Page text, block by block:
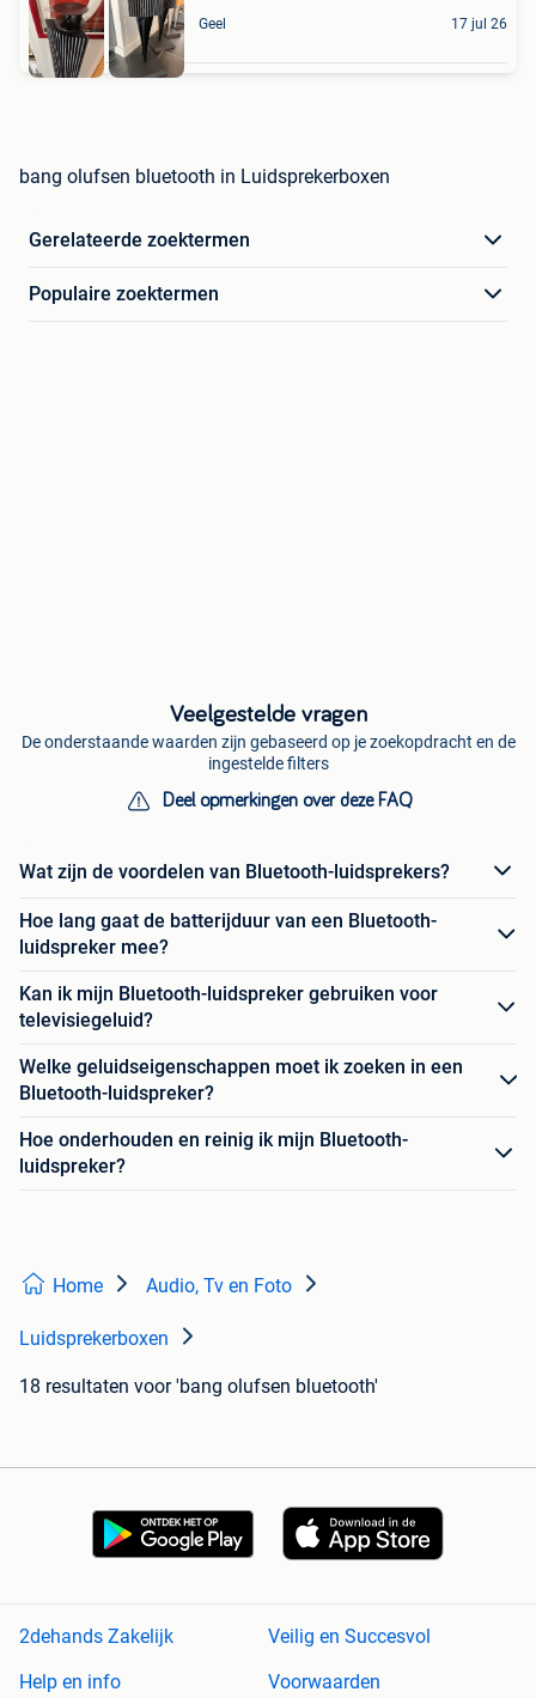
Geel 17 jul 26
bang olufsen bluetooth in Luidsprekerboxen
Gerelateerde zoektermen
Populaire zoektermen
Veelgestelde vragen
De onderstaande waarden zijn gebaseerd op je zoekopdracht en de
ingestelde filters
Deel opmerkingen over deze FAQ
Wat zijn de voordelen van Bluetooth-luidsprekers?
Hoe lang gaat de batterijduur van een Bluetooth-
luidspreker mee?
Kan ik mijn Bluetooth-luidspreker gebruiken voor
televisiegeluid?
Welke geluidseigenschappen moet ik zoeken in een
Bluetooth-luidspreker?
Hoe onderhouden en reinig ik mijn Bluetooth-
luidspreker?
Home Audio, Tv en Foto
Luidsprekerboxen
18 resultaten voor 'bang olufsen bluetooth'
2dehands Zakelijk
Veilig en Succesvol
Help en info
Voorwaarden